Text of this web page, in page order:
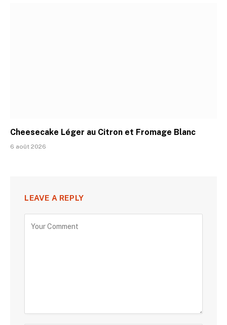
Cheesecake Léger au Citron et Fromage Blanc
6 août 2026
LEAVE A REPLY